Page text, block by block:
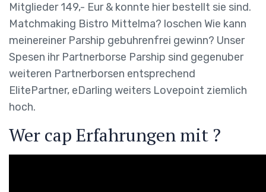
Mitglieder 149,- Eur & konnte hier bestellt sie sind.
Matchmaking Bistro Mittelma? loschen Wie kann
meinereiner Parship gebuhrenfrei gewinn? Unser
Spesen ihr Partnerborse Parship sind gegenuber
weiteren Partnerborsen entsprechend
ElitePartner, eDarling weiters Lovepoint ziemlich
hoch.
Wer cap Erfahrungen mit ?